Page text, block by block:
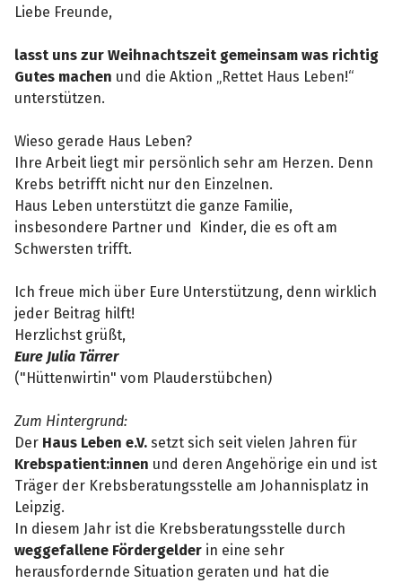
Liebe Freunde,
lasst uns zur Weihnachtszeit gemeinsam was richtig
Gutes machen und die Aktion „Rettet Haus Leben!“
unterstützen.
Wieso gerade Haus Leben?
Ihre Arbeit liegt mir persönlich sehr am Herzen. Denn
Krebs betrifft nicht nur den Einzelnen.
Haus Leben unterstützt die ganze Familie,
insbesondere Partner und Kinder, die es oft am
Schwersten trifft.
Ich freue mich über Eure Unterstützung, denn wirklich
jeder Beitrag hilft!
Herzlichst grüßt,
Eure Julia Tärrer
("Hüttenwirtin" vom Plauderstübchen)
Zum Hintergrund:
Der Haus Leben e.V. setzt sich seit vielen Jahren für
Krebspatient:innen und deren Angehörige ein und ist
Träger der Krebsberatungsstelle am Johannisplatz in
Leipzig.
In diesem Jahr ist die Krebsberatungsstelle durch
weggefallene Fördergelder in eine sehr
herausfordernde Situation geraten und hat die